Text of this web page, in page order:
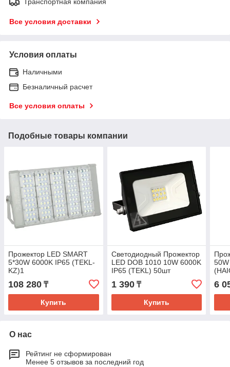
Все условия доставки
Условия оплаты
Наличными
Безналичный расчет
Все условия оплаты
Подобные товары компании
Прожектор LED SMART
5*30W 6000K IP65 (TEKL-
KZ)1
108 280 ₸
Купить
Светодиодный Прожектор
LED DOB 1010 10W 6000K
IP65 (TEKL) 50шт
1 390₸
Купить
6
О нас
Рейтинг не сформирован
Менее 5 отзывов за последний год